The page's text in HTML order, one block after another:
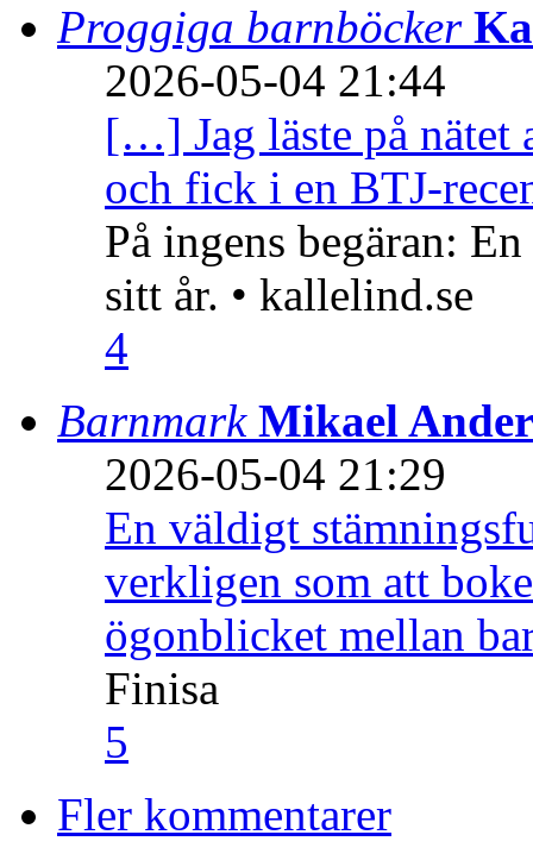
Proggiga barnböcker
2026-05-04 21:44
[…] Jag läste på nätet
och fick i en BTJ-
På ingens begäran:
sitt år. • kallelind.se
4
Barnmark Mikael
2026-05-04 21:29
En väldigt
verkligen som att
ögonblicket mellan
Finisa
5
Fler kommentarer